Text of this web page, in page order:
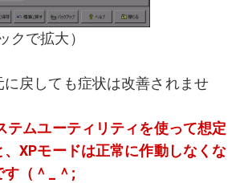
クで拡大）
に戻しても症状は改善されませ
テムユーティリティを使って想定
XPモードは正常に作動しなくな
す（＾_＾;